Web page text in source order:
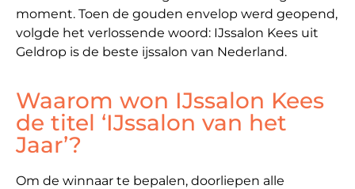
moment. Toen de gouden envelop werd geopend,
volgde het verlossende woord: IJssalon Kees uit
Geldrop is de beste ijssalon van Nederland.
Waarom won IJssalon Kees
de titel ‘IJssalon van het
Jaar’?
Om de winnaar te bepalen, doorliepen alle